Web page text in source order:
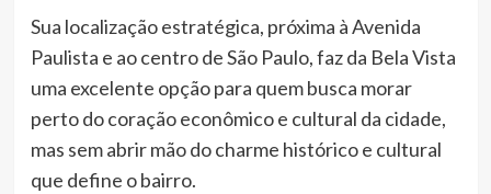
Sua localização estratégica, próxima à Avenida
Paulista e ao centro de São Paulo, faz da Bela Vista
uma excelente opção para quem busca morar
perto do coração econômico e cultural da cidade,
mas sem abrir mão do charme histórico e cultural
que define o bairro.